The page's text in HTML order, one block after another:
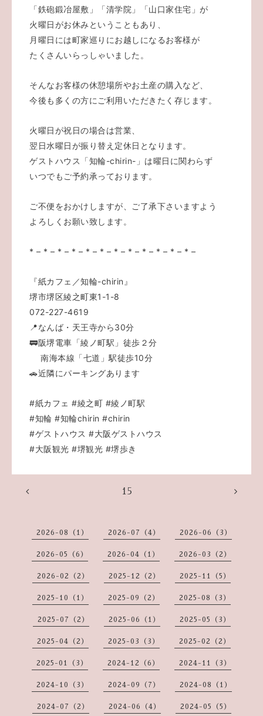
「鉄砲鍛冶屋敷」「清学院」「山口家住宅」が
火曜日がお休みということもあり、
月曜日には町家巡りにお越しになるお客様が
たくさんいらっしゃいました。
そんなお客様の休憩場所やお土産の購入など、
今後も多くの方にご利用いただきたく存じます。
火曜日が祝日の場合は営業、
翌日水曜日が振り替え定休日となります。
ゲストハウス「知輪-chirin-」は曜日に関わらず
いつでもご予約承っております。
ご不便をおかけしますが、ご了承下さいますよう
よろしくお願い致します。
* – * – * – * – * – * – * – * – * – * – * – * –
『紙カフェ／知輪-chirin』
堺市堺区綾之町東1-1-8
072-227-4619
📍なんば・天王寺から30分
🚃阪堺電車「綾ノ町駅」徒歩２分
南海本線「七道」駅徒歩10分
🚗近隣にパーキングあります
#紙カフェ #綾之町 #綾ノ町駅
#知輪 #知輪chirin #chirin
#ゲストハウス #大阪ゲストハウス
#大阪観光 #堺観光 #堺歩き
15
2026-08（1） 2026-07（4） 2026-06（3）
2026-05（6） 2026-04（1） 2026-03（2）
2026-02（2） 2025-12（2） 2025-11（5）
2025-10（1） 2025-09（2） 2025-08（3）
2025-07（2） 2025-06（1） 2025-05（3）
2025-04（2） 2025-03（3） 2025-02（2）
2025-01（3） 2024-12（6） 2024-11（3）
2024-10（3） 2024-09（7） 2024-08（1）
2024-07（2） 2024-06（4） 2024-05（5）